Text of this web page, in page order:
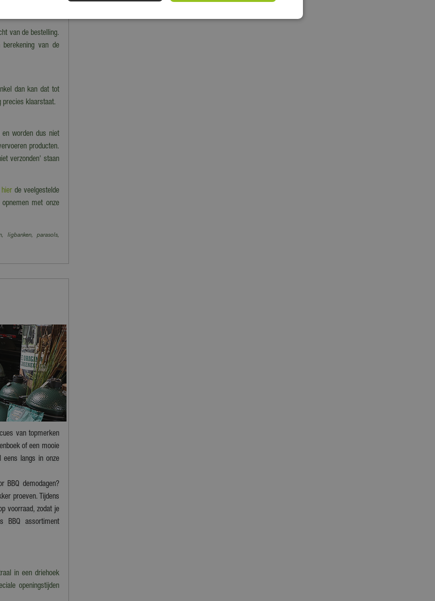
van de bestelling.
van de
dan kan dat tot
precies klaarstaat.
en worden dus niet
producten.
verzonden' staan
hier de veelgestelde
met onze
ligbanken, parasols,
van topmerken
of een mooie
eens langs in onze
BBQ demodagen?
proeven. Tijdens
voorraad, zodat je
BBQ assortiment
in een driehoek
openingstijden